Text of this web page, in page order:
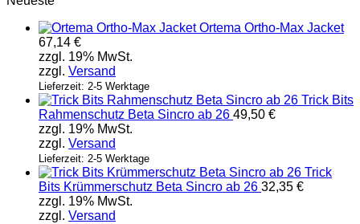
Ortema Ortho-Max Jacket
67,14 €
zzgl. 19% MwSt.
zzgl. Versand
Lieferzeit: 2-5 Werktage
Trick Bits
Rahmenschutz Beta Sincro ab 26 49,50 €
zzgl. 19% MwSt.
zzgl. Versand
Lieferzeit: 2-5 Werktage
Trick
Bits Krümmerschutz Beta Sincro ab 26 32,35 €
zzgl. 19% MwSt.
zzgl. Versand